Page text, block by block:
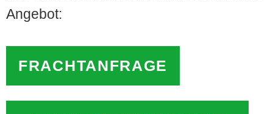
Angebot:
FRACHTANFRAGE